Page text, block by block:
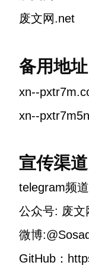
废文网.net
备用地址
xn--
xn--
宣传渠道
telegram频
公众号: 废文
微博
GitHub：